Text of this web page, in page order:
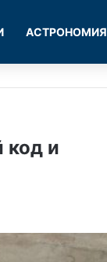
АСТРОНОМИЯ
код и